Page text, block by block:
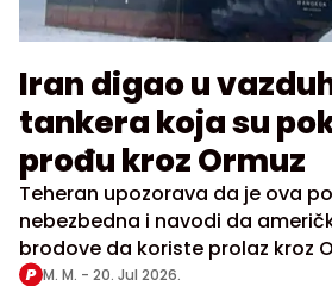
Iran digao u
tankera koja su
prođu kroz Ormuz
Teheran upozorava da je ova
nebezbedna i navodi da
brodove da koriste prolaz kroz
M. M. - 20. Jul 2026.